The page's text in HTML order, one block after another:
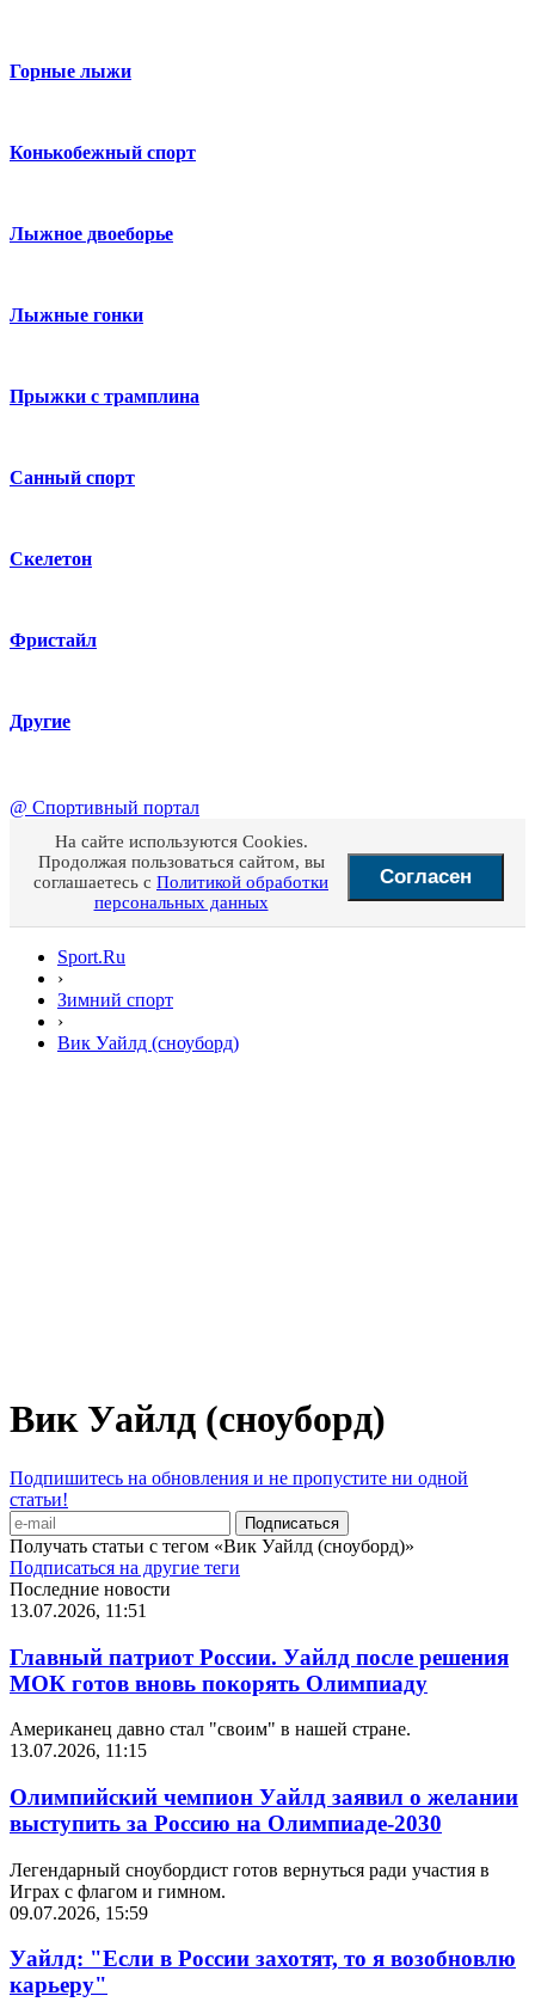
Горные лыжи
Конькобежный спорт
Лыжное двоеборье
Лыжные гонки
Прыжки с трамплина
Санный спорт
Скелетон
Фристайл
Другие
@ Спортивный портал
На сайте используются Cookies.
Продолжая пользоваться сайтом, вы
соглашаетесь с Политикой обработки
персональных данных
Согласен
Sport.Ru
›
Зимний спорт
›
Вик Уайлд (сноуборд)
Вик Уайлд (сноуборд)
Подпишитесь на обновления и не пропустите ни одной
статьи!
Получать статьи с тегом «Вик Уайлд (сноуборд)»
Подписаться на другие теги
Последние новости
13.07.2026, 11:51
Главный патриот России. Уайлд после решения
МОК готов вновь покорять Олимпиаду
Американец давно стал "своим" в нашей стране.
13.07.2026, 11:15
Олимпийский чемпион Уайлд заявил о желании
выступить за Россию на Олимпиаде-2030
Легендарный сноубордист готов вернуться ради участия в
Играх с флагом и гимном.
09.07.2026, 15:59
Уайлд: "Если в России захотят, то я возобновлю
карьеру"